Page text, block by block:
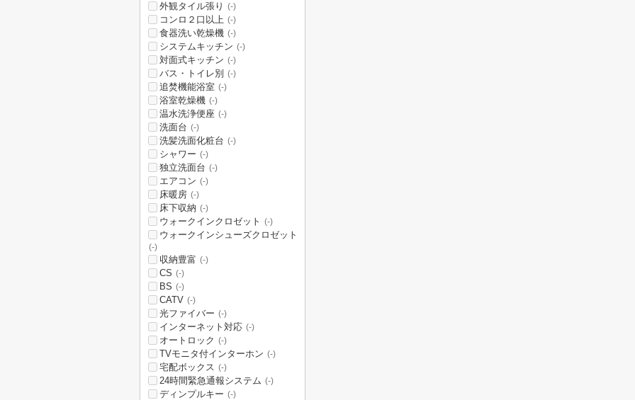
外観タイル張り (-)
コンロ２口以上 (-)
食器洗い乾燥機 (-)
システムキッチン (-)
対面式キッチン (-)
バス・トイレ別 (-)
追焚機能浴室 (-)
浴室乾燥機 (-)
温水洗浄便座 (-)
洗面台 (-)
洗髪洗面化粧台 (-)
シャワー (-)
独立洗面台 (-)
エアコン (-)
床暖房 (-)
床下収納 (-)
ウォークインクロゼット (-)
ウォークインシューズクロゼット
(-)
収納豊富 (-)
CS (-)
BS (-)
CATV (-)
光ファイバー (-)
インターネット対応 (-)
オートロック (-)
TVモニタ付インターホン (-)
宅配ボックス (-)
24時間緊急通報システム (-)
ディンプルキー (-)